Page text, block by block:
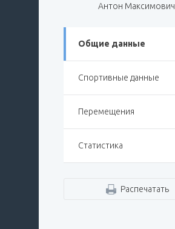
Антон Максимович
Общие данные
Спортивные данные
Перемещения
Статистика
Распечатать